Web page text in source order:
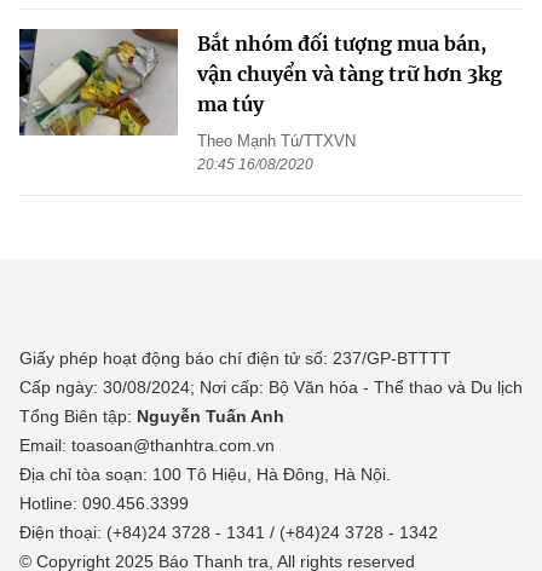
Bắt nhóm đối tượng mua bán,
vận chuyển và tàng trữ hơn 3kg
ma túy
Theo Mạnh Tú/TTXVN
20:45 16/08/2020
Giấy phép hoạt động báo chí điện tử số: 237/GP-BTTTT
Cấp ngày: 30/08/2024; Nơi cấp: Bộ Văn hóa - Thể thao và Du lịch
Tổng Biên tập: Nguyễn Tuấn Anh
Email: toasoan@thanhtra.com.vn
Địa chỉ tòa soạn: 100 Tô Hiệu, Hà Đông, Hà Nội.
Hotline: 090.456.3399
Điện thoại: (+84)24 3728 - 1341 / (+84)24 3728 - 1342
© Copyright 2025 Báo Thanh tra, All rights reserved